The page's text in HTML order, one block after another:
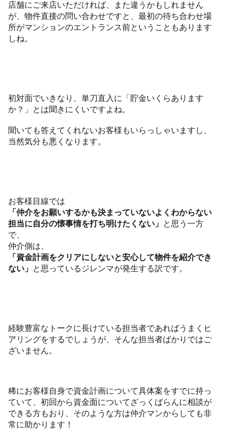
店舗にご来店いただければ、また違うかもしれません
が、物件直接の問い合わせですと、最初の待ち合わせ場
所がマンションのエントランス前ということもあります
しね。
初対面でいきなり、単刀直入に「貯金いくらあります
か？」とは聞きにくいですよね。
聞いても答えてくれないお客様もいらっしゃいますし、
当然気分も悪くなります。
お客様目線では
「仲介をお願いするかも決まっていないよくわからない
担当に自分の懐事情を打ち明けたくない」 と思う一方
で、
仲介側は、
「資金計画をクリアにしないと安心して物件を紹介でき
ない」 と思っているジレンマが発生する訳です。
経験豊富なトークに長けている担当者であればうまくヒ
アリングをするでしょうが、そんな担当者ばかりではご
ざいません。
稀にお客様自身で資金計画について具体案をすでに持っ
ていて、初回から資金面についてざっくばらんに相談が
できる方もおり、そのような方は仲介マンからしても非
常に助かります！